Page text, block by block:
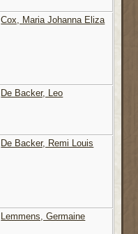
Cox, Maria Johanna Eliza
De Backer, Leo
De Backer, Remi Louis
Lemmens, Germaine